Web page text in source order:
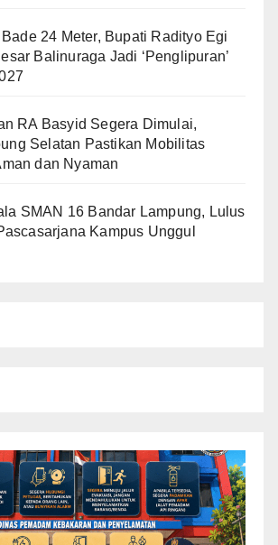
24 Meter, Bupati Radityo Egi
Balinuraga Jadi ‘Penglipuran’
RA Basyid Segera Dimulai,
Selatan Pastikan Mobilitas
dan Nyaman
SMAN 16 Bandar Lampung, Lulus
Kampus Unggul